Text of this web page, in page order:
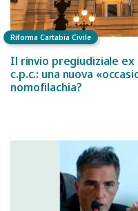
Riforma Cartabia Civile
Il rinvio pregiudiziale ex
c.p.c.: una nuova
nomofilachia?